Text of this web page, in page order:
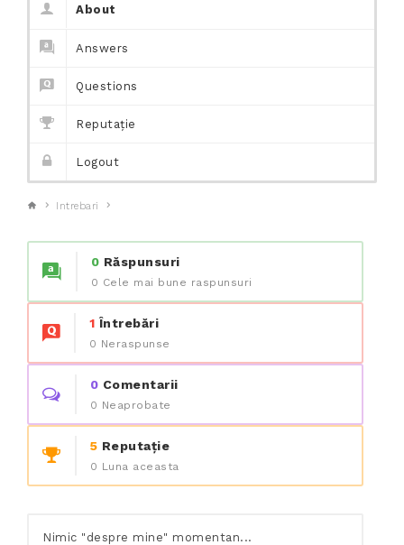
About
Answers
Questions
Reputație
Logout
Intrebari
0 Răspunsuri
0 Cele mai bune raspunsuri
1 Întrebări
0 Neraspunse
0 Comentarii
0 Neaprobate
5 Reputație
0 Luna aceasta
Nimic "despre mine" momentan...